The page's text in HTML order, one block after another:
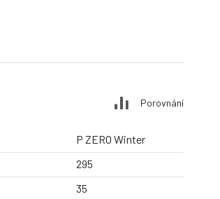
Porovnání
P ZERO Winter
295
35